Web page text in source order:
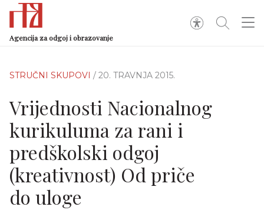
Agencija za odgoj i obrazovanje
STRUČNI SKUPOVI / 20. TRAVNJA 2015.
Vrijednosti Nacionalnog
kurikuluma za rani i
predškolski odgoj
(kreativnost) Od priče
do uloge